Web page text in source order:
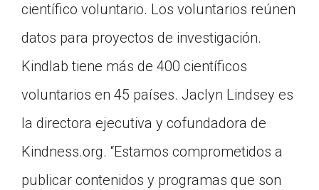
científico voluntario. Los voluntarios reúnen
datos para proyectos de investigación.
Kindlab tiene más de 400 científicos
voluntarios en 45 países. Jaclyn Lindsey es
la directora ejecutiva y cofundadora de
Kindness.org. “Estamos comprometidos a
publicar contenidos y programas que son